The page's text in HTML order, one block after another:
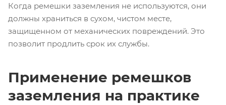
Когда ремешки заземления не используются, они
должны храниться в сухом, чистом месте,
защищенном от механических повреждений. Это
позволит продлить срок их службы.
Применение ремешков
заземления на практике